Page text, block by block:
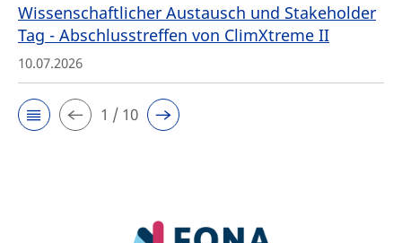
Wissenschaftlicher Austausch und Stakeholder
Tag - Abschlusstreffen von ClimXtreme II
10.07.2026
1 / 10